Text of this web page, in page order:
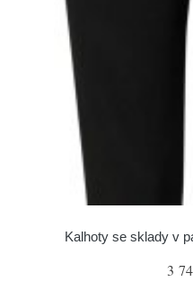
Kalhoty se sklady v
3